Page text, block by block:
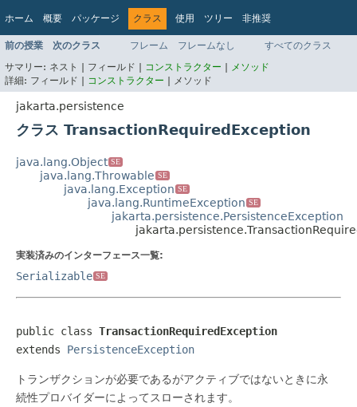
ホーム 概要 パッケージ クラス 使用 ツリー
非推奨
インデックス
ヘルプ
Jakarta EE Platform API v9.0.0
前の授業 次のクラス フレーム フレームなし
すべてのクラス
サマリー: ネスト | フィールド | コンストラクター | メソッド
詳細: フィールド | コンストラクター | メソッド
jakarta.persistence
クラス TransactionRequiredException
java.lang.Object SE
java.lang.Throwable SE
java.lang.Exception SE
java.lang.RuntimeException SE
jakarta.persistence.PersistenceException
実装済みのインターフェース一覧:
Serializable SE
public class TransactionRequiredException
extends PersistenceException
トランザクションが必要であるがアクティブではないときに永
続性プロバイダーによってスローされます。